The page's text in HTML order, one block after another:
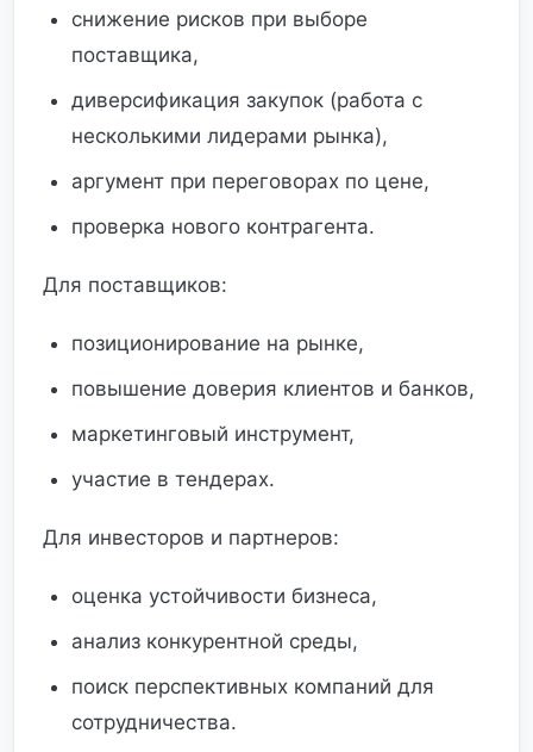
снижение рисков при выборе
поставщика,
диверсификация закупок (работа с
несколькими лидерами рынка),
аргумент при переговорах по цене,
проверка нового контрагента.
Для поставщиков:
позиционирование на рынке,
повышение доверия клиентов и банков,
маркетинговый инструмент,
участие в тендерах.
Для инвесторов и партнеров:
оценка устойчивости бизнеса,
анализ конкурентной среды,
поиск перспективных компаний для
сотрудничества.